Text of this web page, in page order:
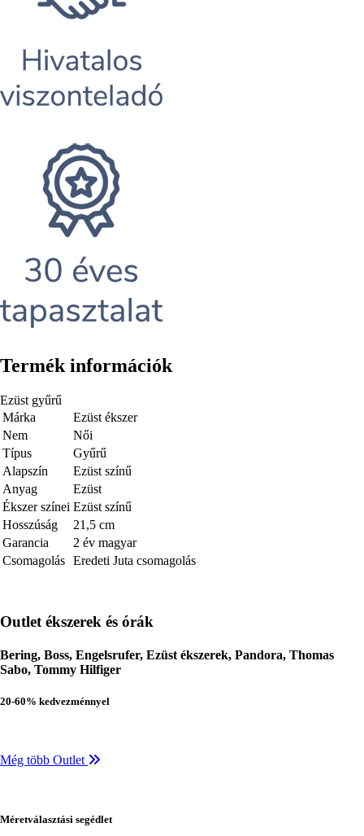
Termék információk
Ezüst gyűrű
Márka
Ezüst ékszer
Nem
Női
Típus
Gyűrű
Alapszín
Ezüst színű
Anyag
Ezüst
Ékszer színei Ezüst színű
Hosszúság
21,5 cm
Garancia
2 év magyar
Csomagolás Eredeti Juta csomagolás
Outlet ékszerek és órák
Bering, Boss, Engelsrufer, Ezüst ékszerek, Pandora, Thomas
Sabo, Tommy Hilfiger
20-60% kedvezménnyel
Még több Outlet
Méretválasztási segédlet